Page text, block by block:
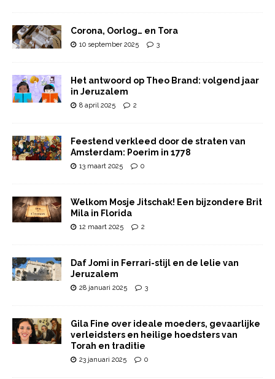
Corona, Oorlog… en Tora
10 september 2025 3
Het antwoord op Theo Brand: volgend jaar
in Jeruzalem
8 april 2025 2
Feestend verkleed door de straten van
Amsterdam: Poerim in 1778
13 maart 2025 0
Welkom Mosje Jitschak! Een bijzondere Brit
Mila in Florida
12 maart 2025 2
Daf Jomi in Ferrari-stijl en de lelie van
Jeruzalem
28 januari 2025 3
Gila Fine over ideale moeders, gevaarlijke
verleidsters en heilige hoedsters van
Torah en traditie
23 januari 2025 0